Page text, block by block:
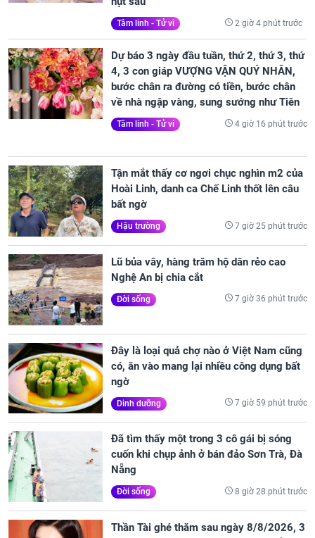
Tâm linh - Tử vi 2 giờ 4 phút trước
Dự báo 3 ngày đầu tuần, thứ 2, thứ 3, thứ
4, 3 con giáp VƯỢNG VẬN QUÝ NHÂN,
bước chân ra đường có tiền, bước chân
về nhà ngập vàng, sung sướng như Tiên
Tâm linh - Tử vi 4 giờ 16 phút trước
Tận mắt thấy cơ ngơi chục nghìn m2 của
Hoài Linh, danh ca Chế Linh thốt lên câu
bất ngờ
Hậu trường 7 giờ 25 phút trước
Lũ bủa vây, hàng trăm hộ dân rẻo cao
Nghệ An bị chia cắt
Đời sống 7 giờ 36 phút trước
Đây là loại quả chợ nào ở Việt Nam cũng
có, ăn vào mang lại nhiều công dụng bất
ngờ
Dinh dưỡng 7 giờ 59 phút trước
Đã tìm thấy một trong 3 cô gái bị sóng
cuốn khi chụp ảnh ở bán đảo Sơn Trà, Đà
Nẵng
Đời sống 8 giờ 28 phút trước
Thần Tài ghé thăm sau ngày 8/8/2026, 3